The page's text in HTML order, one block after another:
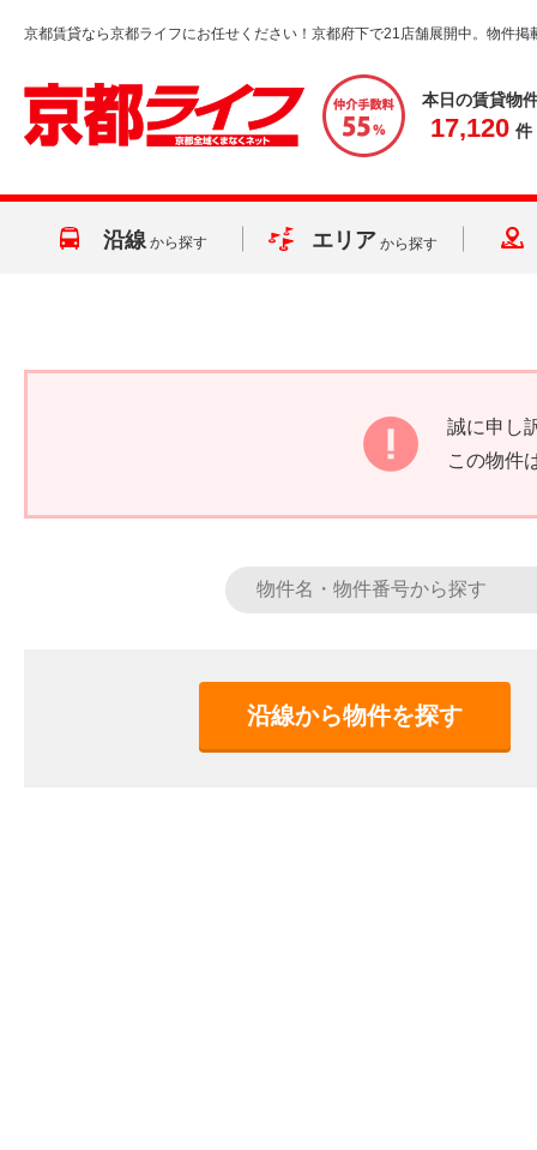
京都賃貸なら京都ライフにお任せください！京都府下で21店舗展開中。物件掲
本日の賃貸物
17,120 件
沿線 から探す エリア から探す
誠に申し
この物件
沿線から物件を探す